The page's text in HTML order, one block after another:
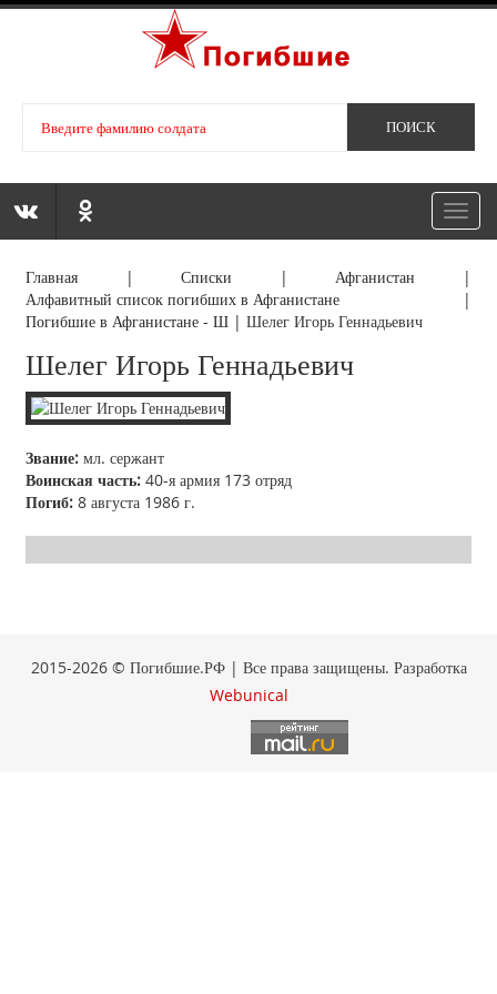
Главная |Списки | Афганистан |
Алфавитный список погибших в Афганистане |
Погибшие в Афганистане - Ш |Шелег Игорь Геннадьевич
Шелег Игорь Геннадьевич
Звание: мл. сержант
Воинская часть: 40-я армия 173 отряд
Погиб: 8 августа 1986 г.
2015-2026 © Погибшие.РФ | Все права защищены. Разработка
Webunical